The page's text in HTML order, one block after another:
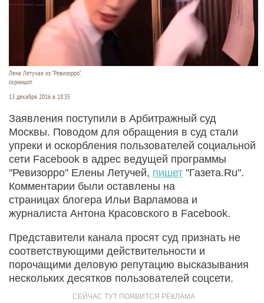
Лена Летучая из "Ревизорро".
скриншот
13 декабря 2016 в 18:35
Заявления поступили в Арбитражный суд
Москвы. Поводом для обращения в суд стали
упреки и оскорбления пользователей социальной
сети Facebook в адрес ведущей программы
"Ревизорро" Елены Летучей, пишет "Газета.Ru".
Комментарии были оставлены на
страницах блогера Ильи Варламова и
журналиста Антона Красовского в Facebook.
Представители канала просят суд признать не
соответствующими действительности и
порочащими деловую репутацию высказывания
нескольких десятков пользователей соцсети.